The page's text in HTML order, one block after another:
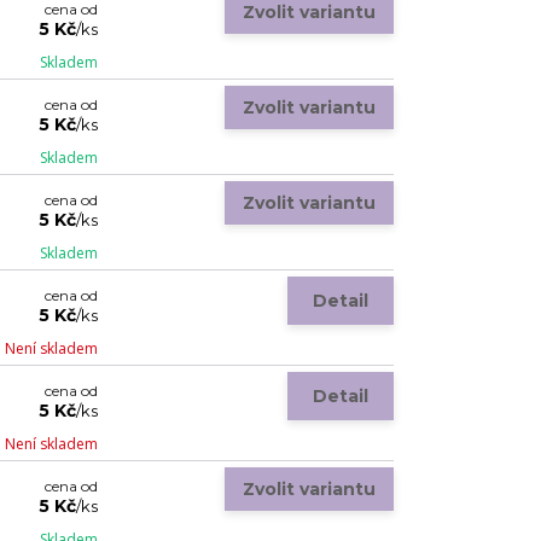
cena od
5 Kč/ks
Skladem
Zvolit variantu
cena od
5 Kč/ks
Skladem
Zvolit variantu
cena od
5 Kč/ks
Skladem
Zvolit variantu
cena od
5 Kč/ks
Není skladem
Detail
cena od
5 Kč/ks
Není skladem
Detail
cena od
5 Kč/ks
Zvolit variantu